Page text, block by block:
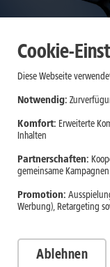
Cookie-
Diese Webseite
Notwendig:
Komfort: Erweiterte
Inhalten
Partnerschaften:
gemeinsame
Promotion:
Werbung), Retargeting
Ablehnen